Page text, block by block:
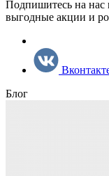
Подпишитесь на нас
выгодные акции и
Блог